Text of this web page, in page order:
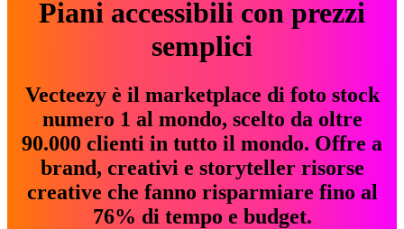
Piani accessibili con prezzi
semplici
Vecteezy è il marketplace di foto stock
numero 1 al mondo, scelto da oltre
90.000 clienti in tutto il mondo. Offre a
brand, creativi e storyteller risorse
creative che fanno risparmiare fino al
76% di tempo e budget.